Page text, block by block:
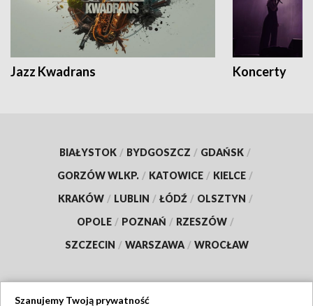
Jazz Kwadrans Koncerty
BIAŁYSTOK / BYDGOSZCZ / GDAŃSK /
GORZÓW WLKP. / KATOWICE / KIELCE /
KRAKÓW / LUBLIN / ŁÓDŹ / OLSZTYN /
OPOLE / POZNAŃ / RZESZÓW /
SZCZECIN / WARSZAWA / WROCŁAW
Szanujemy Twoją prywatność